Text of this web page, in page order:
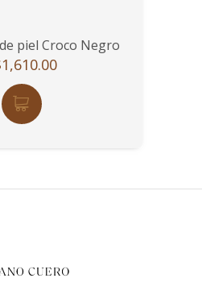
piel Croco Negro